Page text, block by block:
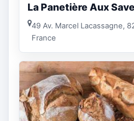
La Panetière Aux
49 Av. Marcel Lacassagne,
France